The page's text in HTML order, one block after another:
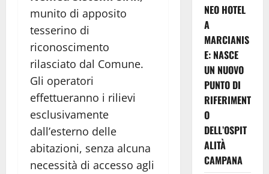
munito di apposito
tesserino di
riconoscimento
rilasciato dal Comune.
Gli operatori
effettueranno i rilievi
esclusivamente
dall’esterno delle
abitazioni, senza alcuna
necessità di accesso agli
NEO HOTEL
A
MARCIANIS
E: NASCE
UN NUOVO
PUNTO DI
RIFERIMENT
O
DELL’OSPIT
ALITÀ
CAMPANA